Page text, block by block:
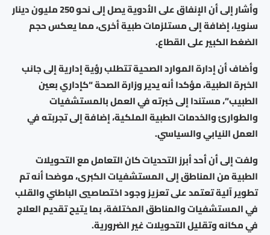
وأشار إلى أن الإنفاق على الأدوية يصل إلى نحو 250 مليون دينار
سنويا، إضافة إلى مستلزمات طبية أخرى، مما يعكس حجم
الضغط الكبير على القطاع.
وأضاف أن إدارة الموارد الصحية تتطلب رؤية إدارية إلى جانب
الخبرة الطبية، مؤكدا أنه يدير وزارة الصحة “كإداري بعين
الطبيب”، مستندا إلى خبرته في العمل بالمستشفيات
والطوارئ والخدمات الطبية الملكية، إضافة إلى تجربته في
العمل النيابي والسياسي.
ولفت إلى أن أحد أبرز التحديات كان التعامل مع التحويلات
الطبية من المناطق إلى المستشفيات الكبرى، موضحا أنه تم
تطوير آلية تعتمد على تعزيز وجود اختصاصيي الباطني والقلب
في المستشفيات والمناطق المختلفة، بما يتيح تقديم العلاج
في مكانه وتقليل التحويلات غير الضرورية.